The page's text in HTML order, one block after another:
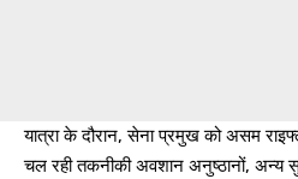
यात्रा के दौरान, सेना प्रमुख को असम
चल रही तकनीकी अवशान अनुष्ठानों, अन्य